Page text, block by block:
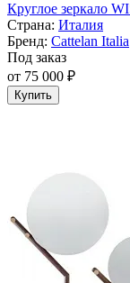
Круглое зеркало
Страна: Италия
Бренд: Cattelan Italia
Под заказ
от 75 000 ₽
Купить